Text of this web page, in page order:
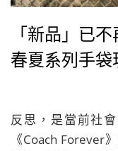
「新品」已
春夏系列手
反思，是當前社
《Coach Forever